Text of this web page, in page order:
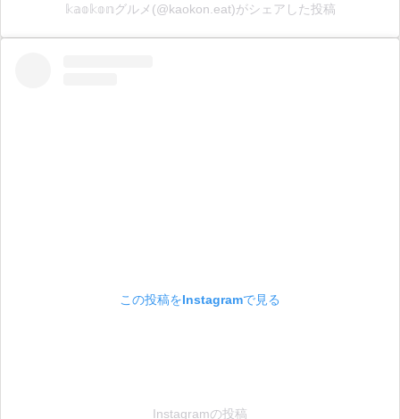
𝕜𝕒𝕠𝕜𝕠𝕟グルメ(@kaokon.eat)がシェアした投稿
この投稿をInstagramで見る
Instagramの投稿